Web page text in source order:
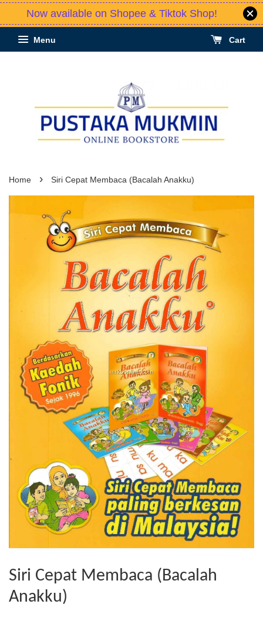
Now available on Shopee & Tiktok Shop!
Menu Cart
Home › Siri Cepat Membaca (Bacalah Anakku)
Siri Cepat Membaca (Bacalah
Anakku)